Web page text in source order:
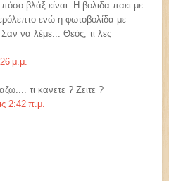
βλάξ είναι. Η βολιδα παει με
ενώ η φωτοβολίδα με
να λέμε... Θεός; τι λες
μ.μ.
τι κανετε ? Ζειτε ?
2:42 π.μ.